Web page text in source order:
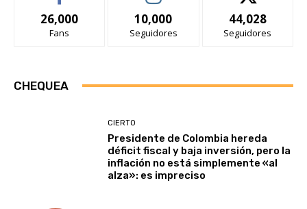
26,000
Fans
10,000
Seguidores
44,028
Seguidores
CHEQUEA
CIERTO
Presidente de Colombia hereda
déficit fiscal y baja inversión, pero la
inflación no está simplemente «al
alza»: es impreciso